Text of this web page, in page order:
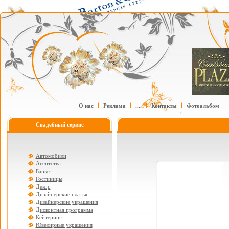
О нас Реклама .... Контакты Фотоальбом
Свадебный сервис
Автомобили
Агентства
Банкет
Гостиницы
Декор
Дизайнерские платья
Дизайнерские украшения
Дисконтная программа
Кейтеринг
Ювелирные украшения